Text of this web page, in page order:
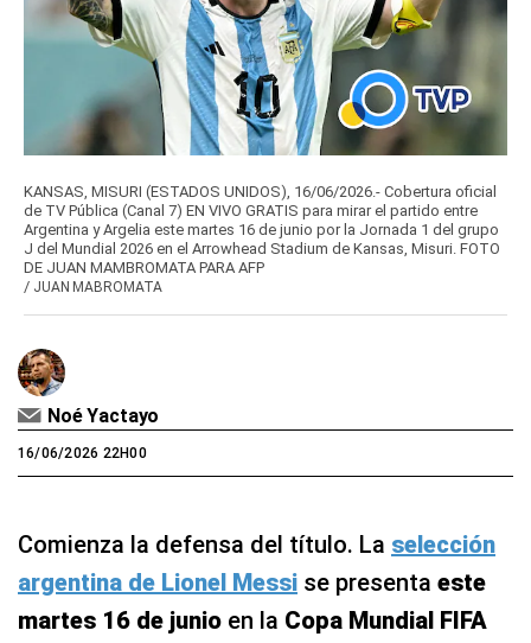
KANSAS, MISURI (ESTADOS UNIDOS), 16/06/2026.- Cobertura oficial
de TV Pública (Canal 7) EN VIVO GRATIS para mirar el partido entre
Argentina y Argelia este martes 16 de junio por la Jornada 1 del grupo
J del Mundial 2026 en el Arrowhead Stadium de Kansas, Misuri. FOTO
DE JUAN MAMBROMATA PARA AFP
/ JUAN MABROMATA
Noé Yactayo
16/06/2026 22H00
Comienza la defensa del título. La selección
argentina de Lionel Messi se presenta este
martes 16 de junio en la Copa Mundial FIFA